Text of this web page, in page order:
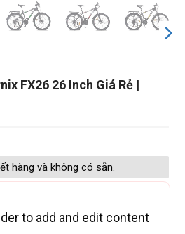
FX26 26 Inch Giá Rẻ |
hàng và không có sẵn.
to add and edit content